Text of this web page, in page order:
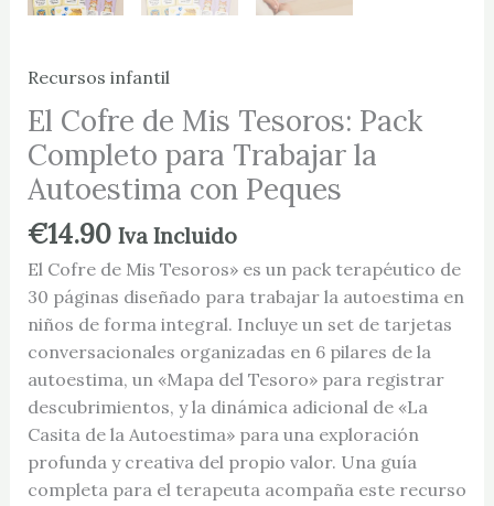
Recursos infantil
El Cofre de Mis Tesoros: Pack
Completo para Trabajar la
Autoestima con Peques
€14.90 Iva Incluido
El Cofre de Mis Tesoros» es un pack terapéutico de
30 páginas diseñado para trabajar la autoestima en
niños de forma integral. Incluye un set de tarjetas
conversacionales organizadas en 6 pilares de la
autoestima, un «Mapa del Tesoro» para registrar
descubrimientos, y la dinámica adicional de «La
Casita de la Autoestima» para una exploración
profunda y creativa del propio valor. Una guía
completa para el terapeuta acompaña este recurso